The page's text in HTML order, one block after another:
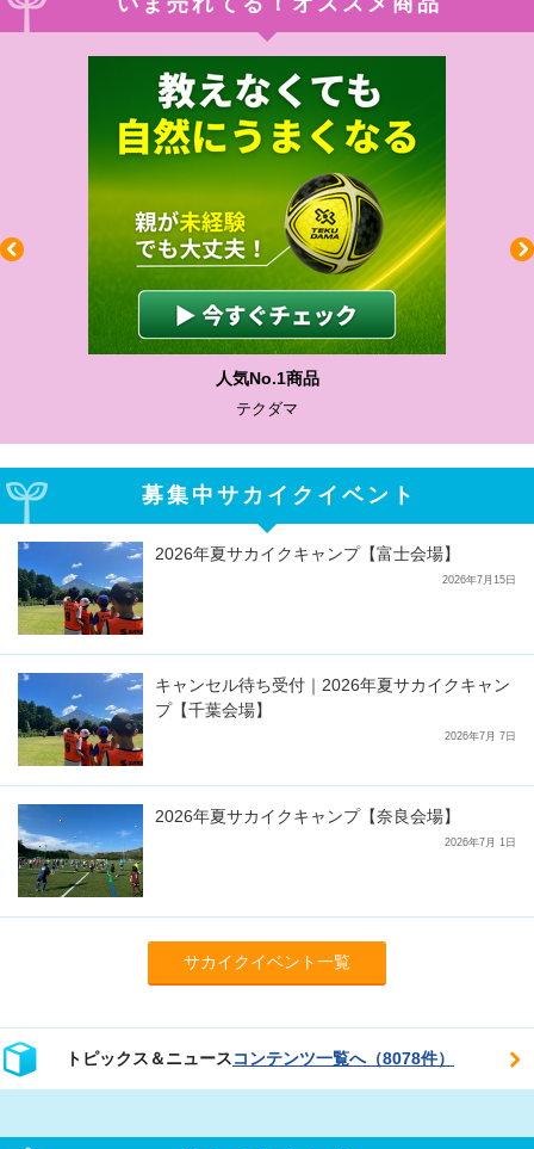
人気No.1商品
テクダマ
募集中サカイクイベント
2026年夏サカイクキャンプ【富士会場】
2026年7月15日
キャンセル待ち受付｜2026年夏サカイクキャン
プ【千葉会場】
2026年7月 7日
2026年夏サカイクキャンプ【奈良会場】
2026年7月 1日
サカイクイベント一覧
トピックス＆ニュースコンテンツ一覧へ（8078件）